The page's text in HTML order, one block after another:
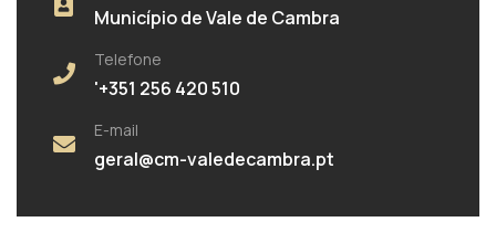
Município de Vale de Cambra
Telefone
'+351 256 420 510
E-mail
geral@cm-valedecambra.pt